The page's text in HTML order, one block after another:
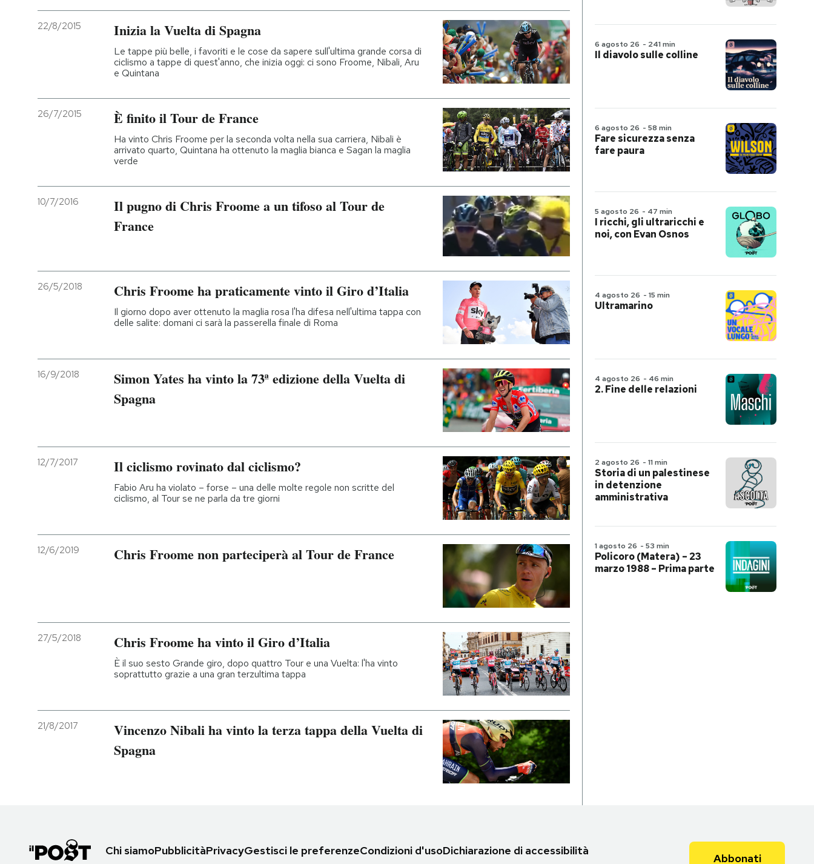
22/8/2015 Inizia la Vuelta di Spagna
Le tappe più belle, i favoriti e le cose da sapere sull'ultima grande corsa di
ciclismo a tappe di quest'anno, che inizia oggi: ci sono Froome, Nibali, Aru
e Quintana
26/7/2015 È finito il Tour de France
Ha vinto Chris Froome per la seconda volta nella sua carriera, Nibali è
arrivato quarto, Quintana ha ottenuto la maglia bianca e Sagan la maglia
verde
10/7/2016
Il pugno di Chris Froome a un tifoso al Tour de
France
26/5/2018 Chris Froome ha praticamente vinto il Giro d’Italia
Il giorno dopo aver ottenuto la maglia rosa l'ha difesa nell'ultima tappa con
delle salite: domani ci sarà la passerella finale di Roma
16/9/2018
Simon Yates ha vinto la 73ª edizione della Vuelta di
Spagna
12/7/2017 Il ciclismo rovinato dal ciclismo?
Fabio Aru ha violato – forse – una delle molte regole non scritte del
ciclismo, al Tour se ne parla da tre giorni
12/6/2019 Chris Froome non parteciperà al Tour de France
27/5/2018 Chris Froome ha vinto il Giro d’Italia
È il suo sesto Grande giro, dopo quattro Tour e una Vuelta: l'ha vinto
soprattutto grazie a una gran terzultima tappa
21/8/2017
Vincenzo Nibali ha vinto la terza tappa della Vuelta di
Spagna
6 agosto 26 - 241 min
Il diavolo sulle colline
6 agosto 26 - 58 min
Fare sicurezza senza
fare paura
5 agosto 26 - 47 min
I ricchi, gli ultraricchi e
noi, con Evan Osnos
4 agosto 26 - 15 min
Ultramarino
4 agosto 26 - 46 min
2. Fine delle relazioni
2 agosto 26 - 11 min
Storia di un palestinese
in detenzione
amministrativa
1 agosto 26 - 53 min
Policoro (Matera) – 23
marzo 1988 – Prima parte
Chi siamoPubblicitàPrivacyGestisci le preferenzeCondizioni d'usoDichiarazione di accessibilità
Abbonati